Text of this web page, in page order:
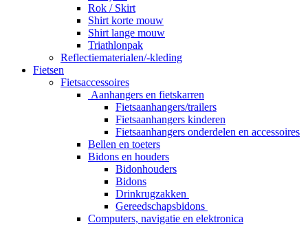
Rok / Skirt
Shirt korte mouw
Shirt lange mouw
Triathlonpak
Reflectiematerialen/-kleding
Fietsen
Fietsaccessoires
Aanhangers en fietskarren
Fietsaanhangers/trailers
Fietsaanhangers kinderen
Fietsaanhangers onderdelen en accessoires
Bellen en toeters
Bidons en houders
Bidonhouders
Bidons
Drinkrugzakken
Gereedschapsbidons
Computers, navigatie en elektronica